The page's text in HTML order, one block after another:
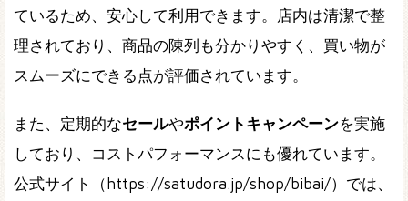
ているため、安心して利用できます。店内は清潔で整
理されており、商品の陳列も分かりやすく、買い物が
スムーズにできる点が評価されています。
また、定期的なセールやポイントキャンペーンを実施
しており、コストパフォーマンスにも優れています。
公式サイト（https://satudora.jp/shop/bibai/）では、